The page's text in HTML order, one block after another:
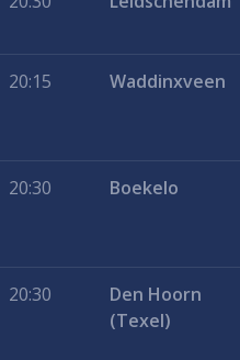
20:15 Waddinxveen
20:30 Boekelo
20:30
Den Hoorn
(Texel)